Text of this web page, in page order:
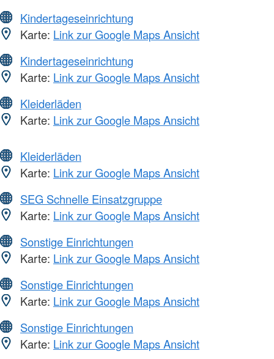
Kindertageseinrichtung
Karte: Link zur Google Maps Ansicht
Kindertageseinrichtung
Karte: Link zur Google Maps Ansicht
Kleiderläden
Karte: Link zur Google Maps Ansicht
Kleiderläden
Karte: Link zur Google Maps Ansicht
SEG Schnelle Einsatzgruppe
Karte: Link zur Google Maps Ansicht
Sonstige Einrichtungen
Karte: Link zur Google Maps Ansicht
Sonstige Einrichtungen
Karte: Link zur Google Maps Ansicht
Sonstige Einrichtungen
Karte: Link zur Google Maps Ansicht